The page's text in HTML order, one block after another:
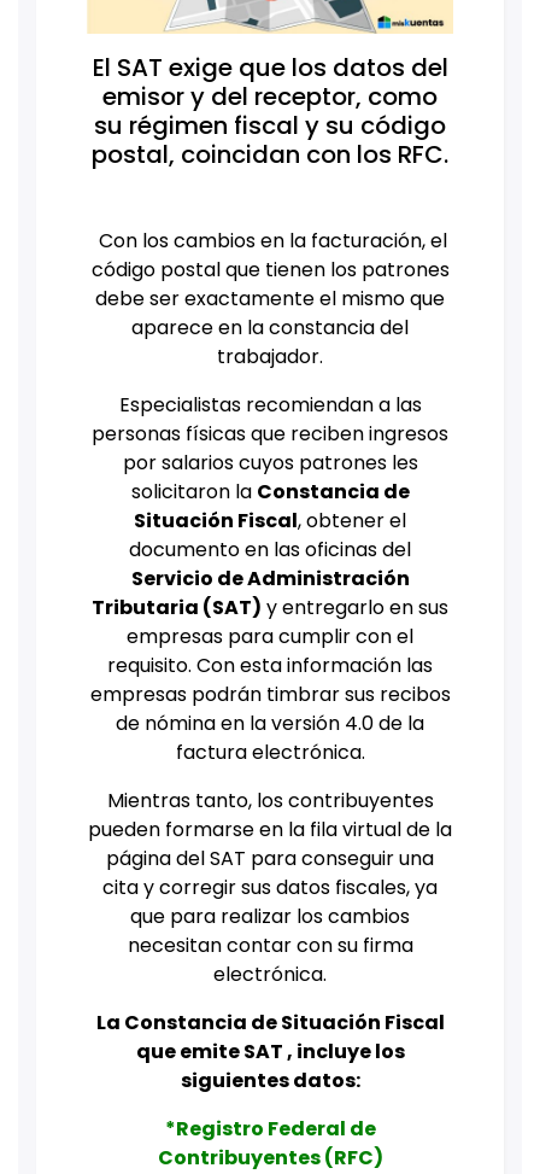
El SAT exige que los datos del
emisor y del receptor, como
su régimen fiscal y su código
postal, coincidan con los RFC.
Con los cambios en la facturación, el
código postal que tienen los patrones
debe ser exactamente el mismo que
aparece en la constancia del
trabajador.
Especialistas recomiendan a las
personas físicas que reciben ingresos
por salarios cuyos patrones les
solicitaron la Constancia de
Situación Fiscal, obtener el
documento en las oficinas del
Servicio de Administración
Tributaria (SAT) y entregarlo en sus
empresas para cumplir con el
requisito. Con esta información las
empresas podrán timbrar sus recibos
de nómina en la versión 4.0 de la
factura electrónica.
Mientras tanto, los contribuyentes
pueden formarse en la fila virtual de la
página del SAT para conseguir una
cita y corregir sus datos fiscales, ya
que para realizar los cambios
necesitan contar con su firma
electrónica.
La Constancia de Situación Fiscal
que emite SAT , incluye los
siguientes datos:
*Registro Federal de
Contribuyentes (RFC)